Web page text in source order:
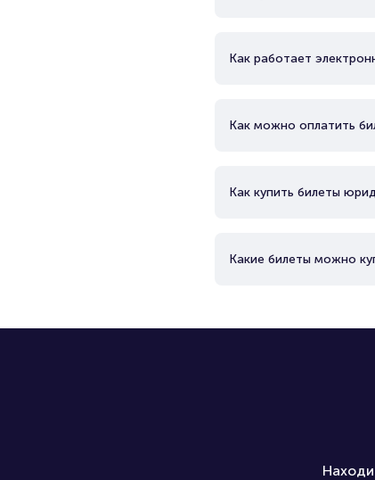
Как работает
Как можно оплатить
Как купить билеты
Какие билеты можно